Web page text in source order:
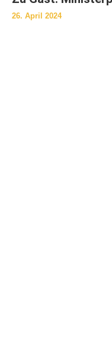
26. April 2024